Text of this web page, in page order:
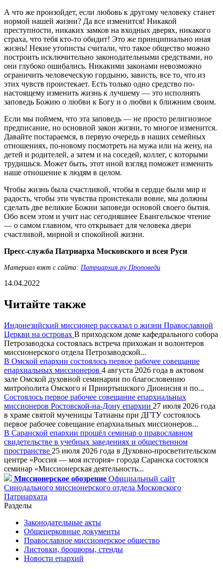
А что же произойдет, если любовь к другому человеку станет
нормой нашей жизни? Да все изменится! Никакой
преступности, никаких замков на входных дверях, никакого
страха, что тебя кто-то обидит! Это же принципиально иная
жизнь! Некие утописты считали, что такое общество можно
построить исключительно законодательными средствами, но
они глубоко ошибались. Никакими законами невозможно
ограничить человеческую гордыню, зависть, все то, что из
этих чувств проистекает. Есть только одно средство по-
настоящему изменить жизнь к лучшему — это исполнять
заповедь Божию о любви к Богу и о любви к ближним своим.
Если мы поймем, что эта заповедь — не просто религиозное
предписание, но основной закон жизни, то многое изменится.
Давайте постараемся, в первую очередь в наших семейных
отношениях, по-новому посмотреть на мужа или на жену, на
детей и родителей, а затем и на соседей, коллег, с которыми
трудишься. Может быть, этот иной взгляд поможет изменить
наше отношение к людям в целом.
Чтобы жизнь была счастливой, чтобы в сердце были мир и
радость, чтобы эти чувства проистекали вовне, мы должны
сделать две великие Божии заповеди основой своего бытия.
Обо всем этом и учит нас сегодняшнее Евангельское чтение
— о самом главном, что открывает для человека двери
счастливой, мирной и спокойной жизни.
Пресс-служба Патриарха Московского и всея Руси
Материал взят с сайта: Патриархия.ру Проповеди
14.04.2022
Читайте также
Индонезийский миссионер рассказал о жизни Православной
Церкви на островах В приходском доме кафедрального собора
Петрозаводска состоялась встреча прихожан и волонтеров
миссионерского отдела Петрозаводской...
В Омской епархии состоялось первое рабочее совещание
епархиальных миссионеров 4 августа 2026 года в актовом
зале Омской духовной семинарии по благословению
митрополита Омского и Прииртышского Дионисия и по...
Состоялось первое рабочее совещание епархиальных
миссионеров Ростовской-на-Дону епархии 27 июля 2026 года
в храме святой мученицы Татианы при ДГТУ состоялось
первое рабочее совещание епархиальных миссионеров...
В Саранской епархии прошёл семинар о православном
свидетельстве в учебных заведениях и общественном
пространстве 25 июля 2026 года в Духовно-просветительском
центре «Россия — моя история» города Саранска состоялся
семинар «Миссионерская деятельность...
Миссионерское обозрение Официальный сайт
Синодального миссионерского отдела Московского
Патриархата
Разделы
Законодательные акты
Общецерковные документы
Православное миссионерское общество
Листовки, брошюры, стенды
Новости епархий